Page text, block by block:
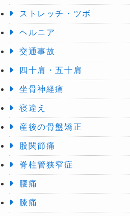
ストレッチ・ツボ
ヘルニア
交通事故
四十肩・五十肩
坐骨神経痛
寝違え
産後の骨盤矯正
股関節痛
脊柱管狭窄症
腰痛
膝痛